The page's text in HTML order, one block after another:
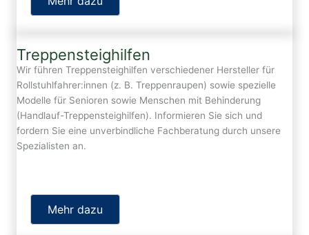
Treppensteighilfen
Wir führen Treppensteighilfen verschiedener Hersteller für
Rollstuhlfahrer:innen (z. B. Treppenraupen) sowie spezielle
Modelle für Senioren sowie Menschen mit Behinderung
(Handlauf-Treppensteighilfen). Informieren Sie sich und
fordern Sie eine unverbindliche Fachberatung durch unsere
Spezialisten an.
Mehr dazu